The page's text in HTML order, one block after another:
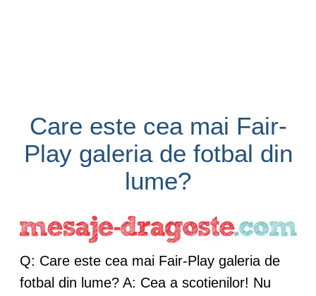
Care este cea mai Fair-
Play galeria de fotbal din
lume?
Q: Care este cea mai Fair-Play galeria de
fotbal din lume? A: Cea a scotienilor! Nu